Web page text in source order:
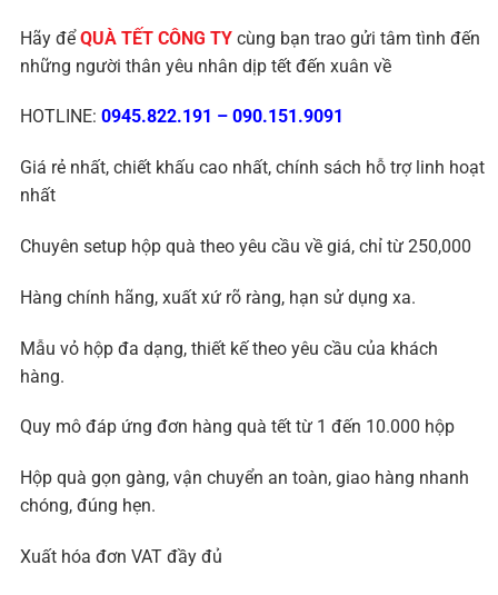
Hãy đểQUÀ TẾT CÔNG TY cùng bạn trao gửi tâm tình đến
những người thân yêu nhân dịp tết đến xuân về
HOTLINE: 0945.822.191 – 090.151.9091
Giá rẻ nhất, chiết khấu cao nhất, chính sách hỗ trợ linh hoạt
nhất
Chuyên setup hộp quà theo yêu cầu về giá, chỉ từ 250,000
Hàng chính hãng, xuất xứ rõ ràng, hạn sử dụng xa.
Mẫu vỏ hộp đa dạng, thiết kế theo yêu cầu của khách
hàng.
Quy mô đáp ứng đơn hàng quà tết từ 1 đến 10.000 hộp
Hộp quà gọn gàng, vận chuyển an toàn, giao hàng nhanh
chóng, đúng hẹn.
Xuất hóa đơn VAT đầy đủ